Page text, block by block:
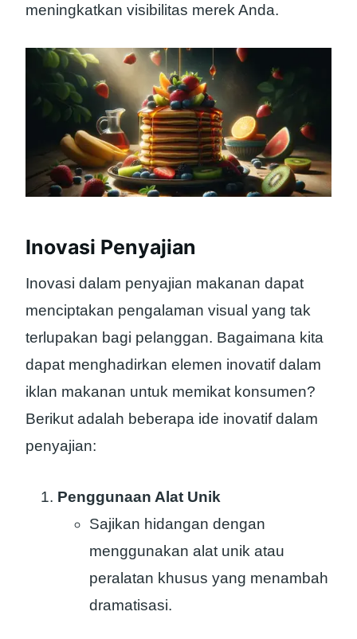
meningkatkan visibilitas merek Anda.
Inovasi Penyajian
Inovasi dalam penyajian makanan dapat
menciptakan pengalaman visual yang tak
terlupakan bagi pelanggan. Bagaimana kita
dapat menghadirkan elemen inovatif dalam
iklan makanan untuk memikat konsumen?
Berikut adalah beberapa ide inovatif dalam
penyajian:
Penggunaan Alat Unik
Sajikan hidangan dengan
menggunakan alat unik atau
peralatan khusus yang menambah
dramatisasi.